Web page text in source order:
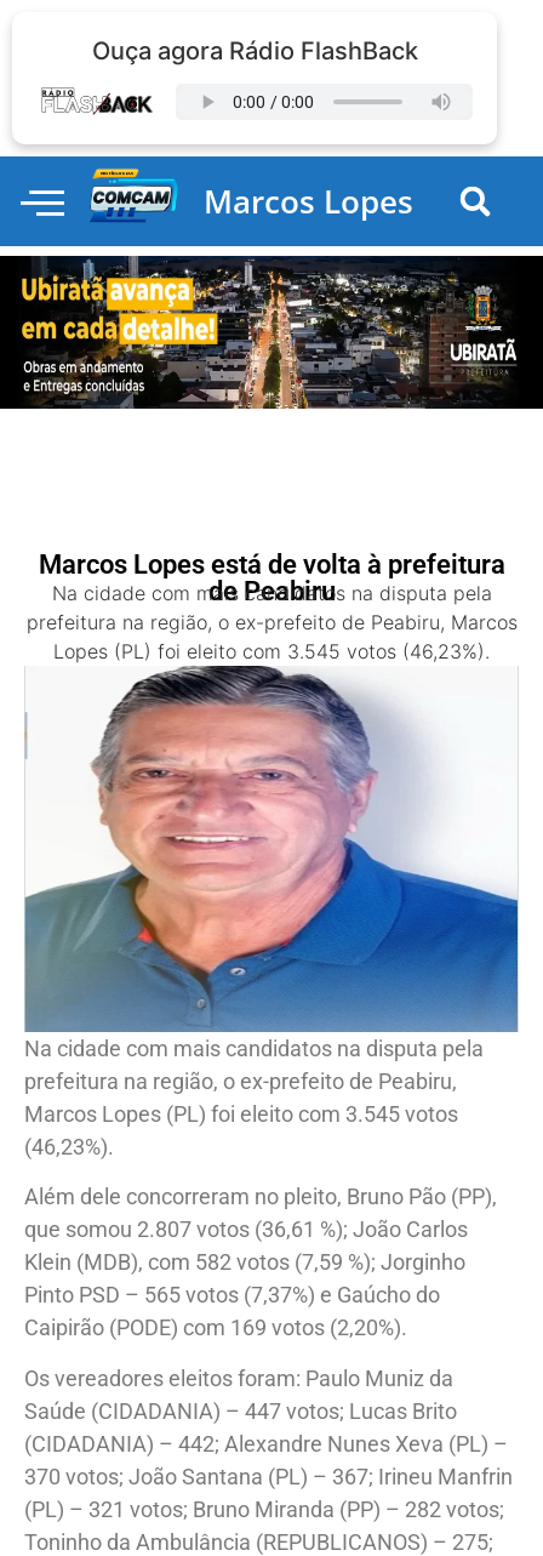
Ouça agora Rádio FlashBack
Marcos Lopes
Marcos Lopes está de volta à prefeitura
de Peabiru
Na cidade com mais candidatos na disputa pela
prefeitura na região, o ex-prefeito de Peabiru, Marcos
Lopes (PL) foi eleito com 3.545 votos (46,23%).
Na cidade com mais candidatos na disputa pela
prefeitura na região, o ex-prefeito de Peabiru,
Marcos Lopes (PL) foi eleito com 3.545 votos
(46,23%).
Além dele concorreram no pleito, Bruno Pão (PP),
que somou 2.807 votos (36,61 %); João Carlos
Klein (MDB), com 582 votos (7,59 %); Jorginho
Pinto PSD – 565 votos (7,37%) e Gaúcho do
Caipirão (PODE) com 169 votos (2,20%).
Os vereadores eleitos foram: Paulo Muniz da
Saúde (CIDADANIA) – 447 votos; Lucas Brito
(CIDADANIA) – 442; Alexandre Nunes Xeva (PL) –
370 votos; João Santana (PL) – 367; Irineu Manfrin
(PL) – 321 votos; Bruno Miranda (PP) – 282 votos;
Toninho da Ambulância (REPUBLICANOS) – 275;